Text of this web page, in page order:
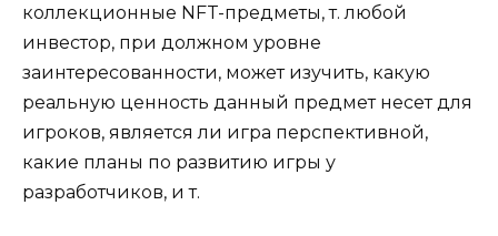
коллекционные NFT-предметы, т. любой
инвестор, при должном уровне
заинтересованности, может изучить, какую
реальную ценность данный предмет несет для
игроков, является ли игра перспективной,
какие планы по развитию игры у
разработчиков, и т.